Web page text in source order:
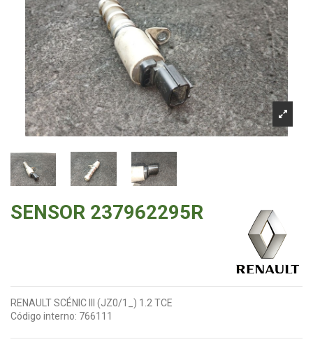
SENSOR 237962295R
RENAULT SCÉNIC III (JZ0/1_) 1.2 TCE
Código interno: 766111